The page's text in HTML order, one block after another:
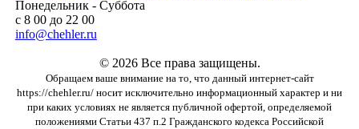
Понедельник - Суббота
с 8 00 до 22 00
info@chehler.ru
© 2026 Все права защищены.
Обращаем ваше внимание на то, что данный интернет-сайт
https://chehler.ru/ носит исключительно информационный характер и ни
при каких условиях не является публичной офертой, определяемой
положениями Статьи 437 п.2 Гражданского кодекса Российской